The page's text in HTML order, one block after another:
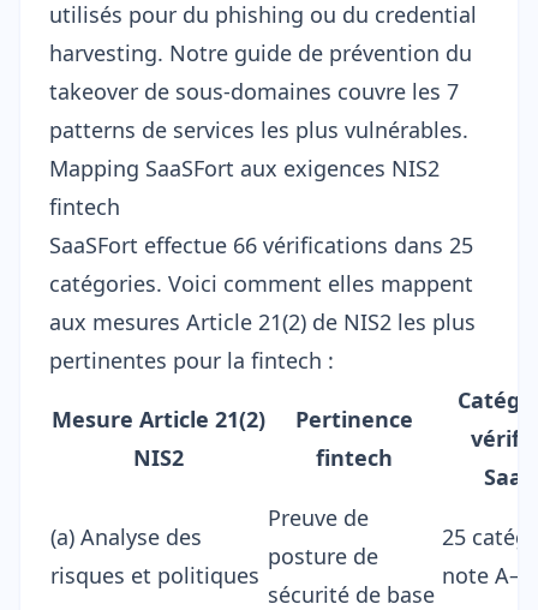
utilisés pour du phishing ou du credential
harvesting. Notre guide de prévention du
takeover de sous-domaines couvre les 7
patterns de services les plus vulnérables.
Mapping SaaSFort aux exigences NIS2
fintech
SaaSFort effectue 66 vérifications dans 25
catégories. Voici comment elles mappent
aux mesures Article 21(2) de NIS2 les plus
pertinentes pour la fintech :
Mesure Article 21(2)
NIS2
Pertinence
fintech
(a) Analyse des
risques et politiques
Preuve de
posture de
sécurité de base
25
note A–F